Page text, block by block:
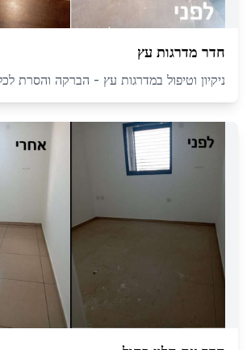
חדר מדרגות עץ
ניקיון וטיפול במדרגות עץ - הברקה והסרת